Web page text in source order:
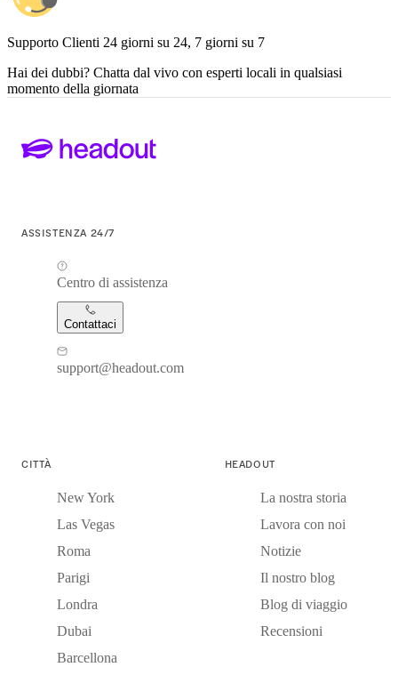
Supporto Clienti 24 giorni su 24, 7 giorni su 7
Hai dei dubbi? Chatta dal vivo con esperti locali in qualsiasi
momento della giornata
ASSISTENZA 24/7
Centro di assistenza
Contattaci
support@headout.com
CITTÀ
New York
Las Vegas
Roma
Parigi
Londra
Dubai
Barcellona
HEADOUT
La nostra storia
Lavora con noi
Notizie
Il nostro blog
Blog di viaggio
Recensioni